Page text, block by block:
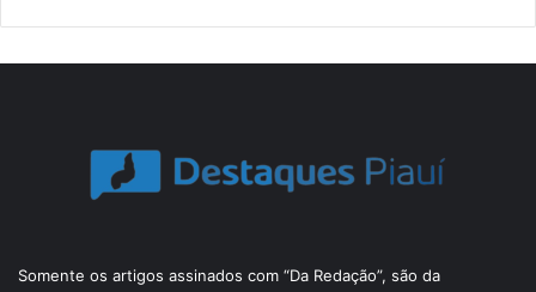
Somente os artigos assinados com “Da Redação”, são da